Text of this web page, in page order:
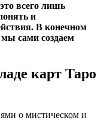
всего лишь
и
В конечном
сами создаем
карт Таро
о мистическом и